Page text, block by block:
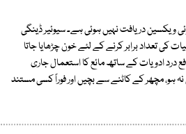
دریافت نہیں ہوئی ہے۔ سیوئیر ڈینگی
تعداد برابر کرنے کے لئے خون چڑھایا جاتا
ادویات کے ساتھ مائع کا استعمال جاری
ہو، مچھر کے کاٹنے سے بچیں اور فوراً کسی مستند